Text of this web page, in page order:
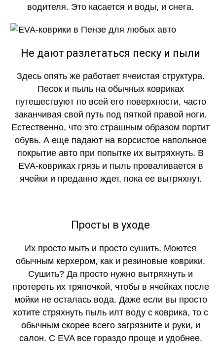
водителя. Это касается и воды, и снега.
Не дают разлетаться песку и пыли
Здесь опять же работает ячеистая структура.
Песок и пыль на обычных ковриках
путешествуют по всей его поверхности, часто
заканчивая свой путь под пяткой правой ноги.
Естественно, что это страшным образом портит
обувь. А еще падают на ворсистое напольное
покрытие авто при попытке их вытряхнуть. В
EVA-ковриках грязь и пыль проваливается в
ячейки и преданно ждет, пока ее вытряхнут.
Просты в уходе
Их просто мыть и просто сушить. Моются
обычным керхером, как и резиновые коврики.
Сушить? Да просто нужно вытряхнуть и
протереть их тряпочкой, чтобы в ячейках после
мойки не осталась вода. Даже если вы просто
хотите стряхнуть пыль илт воду с коврика, то с
обычным скорее всего загрязните и руки, и
салон. С EVA все гораздо проще и удобнее.